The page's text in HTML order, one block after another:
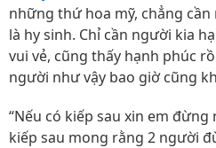
những thứ hoa mỹ, chẳng
là hy sinh. Chỉ cần người kia
vui vẻ, cũng thấy hạnh phúc
người như vậy bao giờ cũng
“Nếu có kiếp sau xin em đừng
kiếp sau mong rằng 2 người